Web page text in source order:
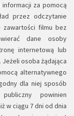
informacji za pomocą
przez odczytanie
zawartości filmu bez
dane osoby
internetową lub
osoba żądająca
alternatywnego
dla niej sposób
powinien
w ciągu 7 dni od dnia